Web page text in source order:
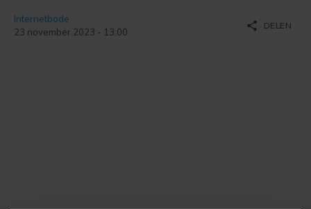
Internetbode
23 november 2023 - 13:00
share DELEN